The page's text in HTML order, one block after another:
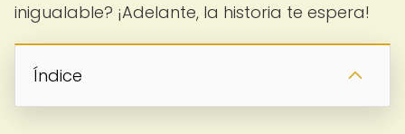
inigualable? ¡Adelante, la historia te espera!
Índice